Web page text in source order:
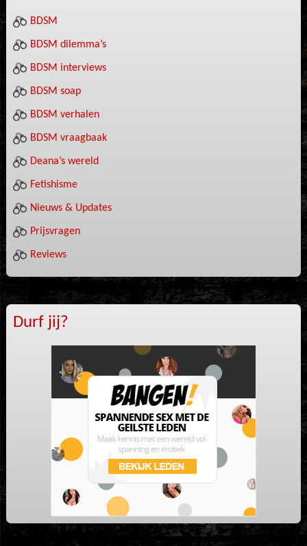
BDSM
BDSM dilemma’s
BDSM interviews
BDSM soap
BDSM verhalen
BDSM vraagbaak
Deana’s wereld
Fetishisme
Nieuws & Updates
Prijsvragen
Reviews
Durf jij?